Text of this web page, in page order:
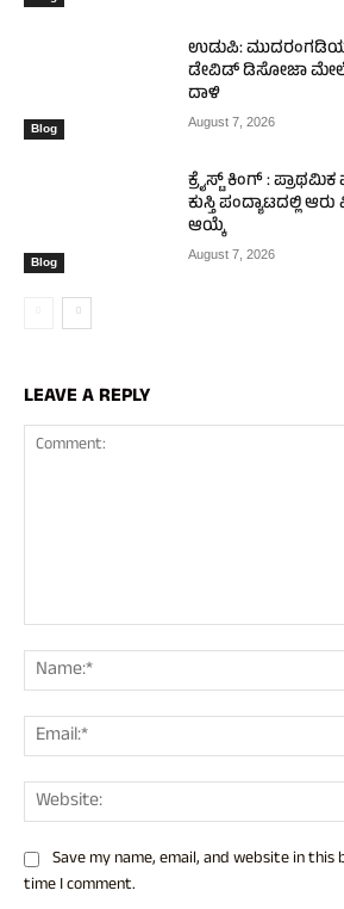
Blog
ಉಡುಪಿ:
ಡೇವಿಡ್ ಡಿಸೋಜಾ ಮೇಲೆ
ದಾಳಿ
August 7, 2026
Blog
ಕ್ರೈಸ್ಟ್ ಕಿಂಗ್ :
ಕುಸ್ತಿ ಪಂದ್ಯಾಟದಲ್ಲಿ
ಆಯ್ಕೆ
August 7, 2026
LEAVE A REPLY
Save my name, email, and website in
time I comment.